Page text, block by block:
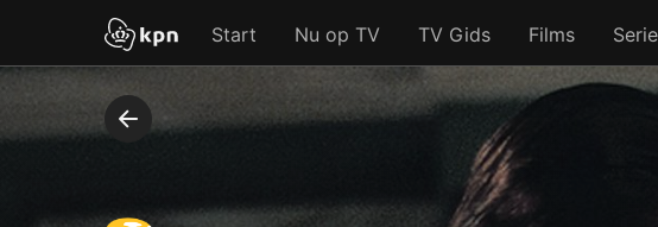
Start Nu op TV TV Gids Films